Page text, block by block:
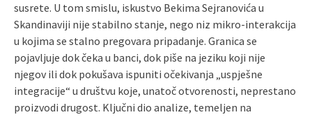
susrete. U tom smislu, iskustvo Bekima Sejranovića u
Skandinaviji nije stabilno stanje, nego niz mikro-interakcija
u kojima se stalno pregovara pripadanje. Granica se
pojavljuje dok čeka u banci, dok piše na jeziku koji nije
njegov ili dok pokušava ispuniti očekivanja „uspješne
integracije“ u društvu koje, unatoč otvorenosti, neprestano
proizvodi drugost. Ključni dio analize, temeljen na